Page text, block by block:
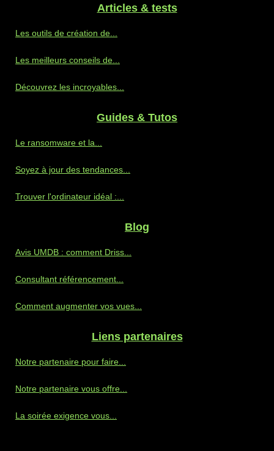
Articles & tests
Les outils de création de...
Les meilleurs conseils de...
Découvrez les incroyables...
Guides & Tutos
Le ransomware et la...
Soyez à jour des tendances...
Trouver l'ordinateur idéal :...
Blog
Avis UMDB : comment Driss...
Consultant référencement...
Comment augmenter vos vues...
Liens partenaires
Notre partenaire pour faire...
Notre partenaire vous offre...
La soirée exigence vous...